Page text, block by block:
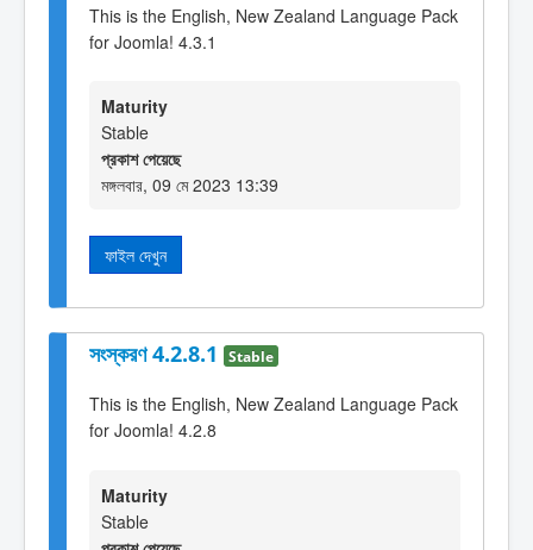
This is the English, New Zealand Language Pack
for Joomla! 4.3.1
Maturity
Stable
প্রকাশ পেয়েছে
মঙ্গলবার, 09 মে 2023 13:39
ফাইল দেখুন
সংস্করণ 4.2.8.1 Stable
This is the English, New Zealand Language Pack
for Joomla! 4.2.8
Maturity
Stable